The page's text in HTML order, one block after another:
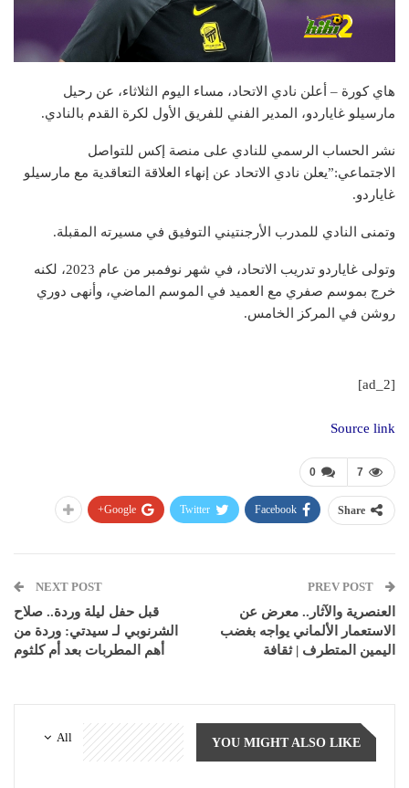
هاي كورة – أعلن نادي الاتحاد، مساء اليوم الثلاثاء، عن رحيل
مارسيلو غاياردو، المدير الفني للفريق الأول لكرة القدم بالنادي.
نشر الحساب الرسمي للنادي على منصة إكس للتواصل
الاجتماعي:”يعلن نادي الاتحاد عن إنهاء العلاقة التعاقدية مع مارسيلو
غاياردو.
وتمنى النادي للمدرب الأرجنتيني التوفيق في مسيرته المقبلة.
وتولى غاياردو تدريب الاتحاد، في شهر نوفمبر من عام 2023، لكنه
خرج بموسم صفري مع العميد في الموسم الماضي، وأنهى دوري
روشن في المركز الخامس.
[ad_2]
Source link
0 7
Share
Facebook
Twitter
Google+
العنصرية والآثار.. معرض عن
الاستعمار الألماني يواجه بغضب
اليمين المتطرف | ثقافة
NEXT POST
قبل حفل ليلة وردة.. صلاح
الشرنوبي لـ سيدتي: وردة من
أهم المطربات بعد أم كلثوم
All YOU MIGHT ALSO LIKE